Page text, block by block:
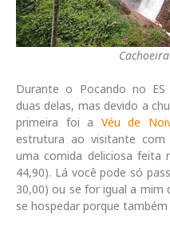
Durante o Pocando no
duas delas, mas devido a
primeira foi a Véu de
estrutura ao visitante
uma comida deliciosa feita
44,90). Lá você pode só
30,00) ou se for igual a mim
se hospedar porque